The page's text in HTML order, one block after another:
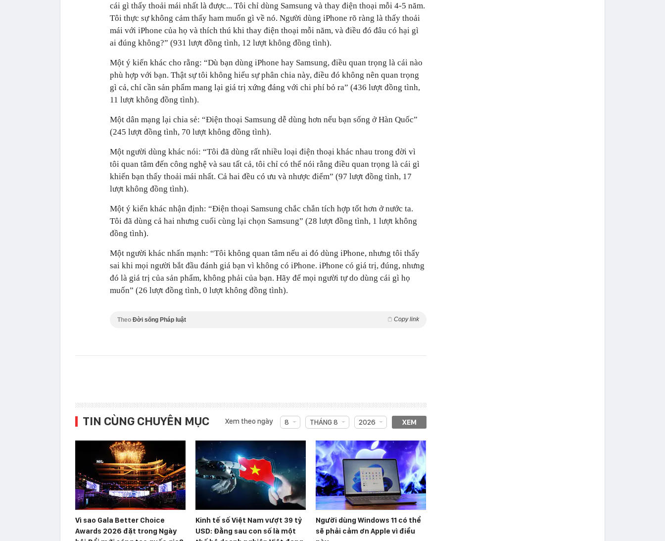
cái gì thấy thoải mái nhất là được... Tôi chỉ dùng Samsung và thay điện thoại mỗi 4-5 năm.
Tôi thực sự không cảm thấy ham muốn gì về nó. Người dùng iPhone rõ ràng là thấy thoải
mái với iPhone của họ và thích thú khi thay điện thoại mỗi năm, và điều đó đâu có hại gì
ai đúng không?” (931 lượt đồng tình, 12 lượt không đồng tình).
Một ý kiến khác cho rằng: “Dù bạn dùng iPhone hay Samsung, điều quan trọng là cái nào
phù hợp với bạn. Thật sự tôi không hiểu sự phân chia này, điều đó không nên quan trọng
gì cả, chỉ cần sản phẩm mang lại giá trị xứng đáng với chi phí bỏ ra” (436 lượt đồng tình,
11 lượt không đồng tình).
Một dân mạng lại chia sẻ: “Điện thoại Samsung dễ dùng hơn nếu bạn sống ở Hàn Quốc”
(245 lượt đồng tình, 70 lượt không đồng tình).
Một người dùng khác nói: “Tôi đã dùng rất nhiều loại điện thoại khác nhau trong đời vì
tôi quan tâm đến công nghệ và sau tất cả, tôi chỉ có thể nói rằng điều quan trọng là cái gì
khiến bạn thấy thoải mái nhất. Cả hai đều có ưu và nhược điểm” (97 lượt đồng tình, 17
lượt không đồng tình).
Một ý kiến khác nhận định: “Điện thoại Samsung chắc chắn tích hợp tốt hơn ở nước ta.
Tôi đã dùng cả hai nhưng cuối cùng lại chọn Samsung” (28 lượt đồng tình, 1 lượt không
đồng tình).
Một người khác nhấn mạnh: “Tôi không quan tâm nếu ai đó dùng iPhone, nhưng tôi thấy
sai khi mọi người bắt đầu đánh giá bạn vì không có iPhone. iPhone có giá trị, đúng, nhưng
đó là giá trị của sản phẩm, không phải của bạn. Hãy để mọi người tự do dùng cái gì họ
muốn” (26 lượt đồng tình, 0 lượt không đồng tình).
Theo Đời sống Pháp luật Copy link
TIN CÙNG CHUYÊN MỤC Xem theo ngày 8 THÁNG 8 2026 XEM
Vì sao Gala Better Choice
Awards 2026 đặt trong Ngày
Kinh tế số Việt Nam vượt 39 tỷ
USD: Đằng sau con số là một
Người dùng Windows 11 có thể
sẽ phải cảm ơn Apple vì điều